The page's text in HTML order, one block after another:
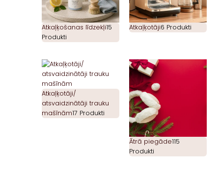
Atkaļķošanas līdzekļi15
Produkti
Atkaļķotāji6 Produkti
Atkaļķotāji/
atsvaidzinātāji trauku
mašīnām17 Produkti
Ātrā piegāde115
Produkti